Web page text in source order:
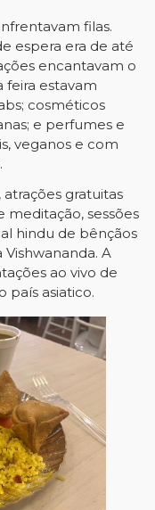
filas.
espera era de até
encantavam o
feira estavam
cosméticos
e perfumes e
veganos e com
gratuitas
meditação, sessões
hindu de bênçãos
A
ao vivo de
país asiatico.